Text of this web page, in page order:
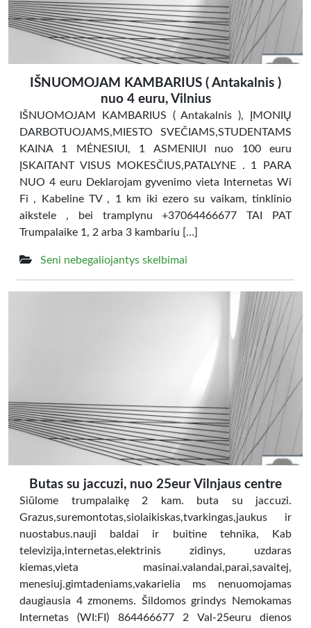
IŠNUOMOJAM KAMBARIUS ( Antakalnis )
nuo 4 euru, Vilnius
IŠNUOMOJAM KAMBARIUS ( Antakalnis ), ĮMONIŲ
DARBOTUOJAMS,MIESTO SVEČIAMS,STUDENTAMS
KAINA 1 MĖNESIUI, 1 ASMENIUI nuo 100 euru
ĮSKAITANT VISUS MOKESČIUS,PATALYNE . 1 PARA
NUO 4 euru Deklarojam gyvenimo vieta Internetas Wi
Fi , Kabeline TV , 1 km iki ezero su vaikam, tinklinio
aikstele , bei tramplynu +37064466677 TAI PAT
Trumpalaike 1, 2 arba 3 kambariu […]
Seni nebegaliojantys skelbimai
Butas su jaccuzi, nuo 25eur Vilnjaus centre
Siūlome trumpalaikę 2 kam. buta su jaccuzi.
Grazus,suremontotas,siolaikiskas,tvarkingas,jaukus ir
nuostabus.nauji baldai ir buitine tehnika, Kab
televizija,internetas,elektrinis zidinys, uzdaras
kiemas,vieta masinai.valandai,parai,savaitej,
menesiuj.gimtadeniams,vakarielia ms nenuomojamas
daugiausia 4 zmonems. Šildomos grindys Nemokamas
Internetas (WI:FI) 864466677 2 Val-25euru dienos